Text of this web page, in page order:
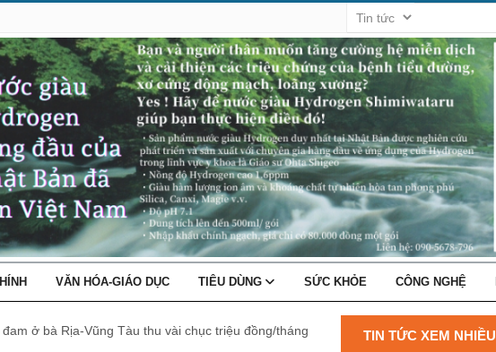
VĂN HÓA-GIÁO DỤC TIÊU DÙNG SỨC KHỎE CÔNG NGHỆ
ở bà Rịa-Vũng Tàu thu vài chục triệu đồng/tháng TIN TỨC XEM NHIỀU